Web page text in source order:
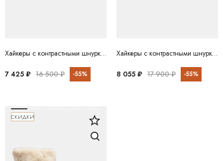
Хайкеры с контрастными шнурками Оттиз BRONX
7 425 ₽ 16 500 ₽ -55%
Хайкеры с контрастными шнурками Оттиз BRONX
8 055 ₽ 17 900 ₽ -55%
СКИДКИ